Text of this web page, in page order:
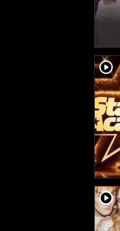
player2
player2